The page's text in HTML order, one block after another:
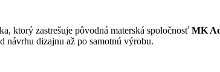
ktorý zastrešuje pôvodná materská spoločnosť MK
návrhu dizajnu až po samotnú výrobu.